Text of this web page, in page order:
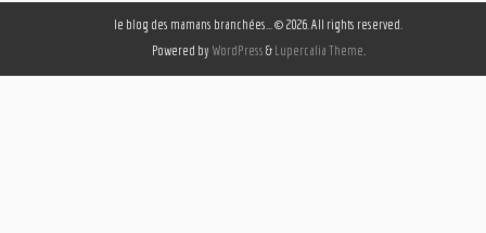
le blog des mamans branchées… © 2026. All rights reserved.
Powered by WordPress & Lupercalia Theme